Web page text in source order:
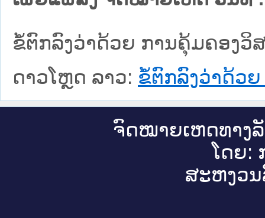
ຂໍ້ຕົກລົງວ່າດ້ວຍ ການຄຸ້ມຄອງວິ
ດາວໂຫຼດ ລາວ: ຂໍ້ຕົກລົງວ່າດ້ວ
ຈົດ​ໝາຍ​ເຫດ​ທາງ​
ໂດຍ:
ສະ​ຫງວນ​